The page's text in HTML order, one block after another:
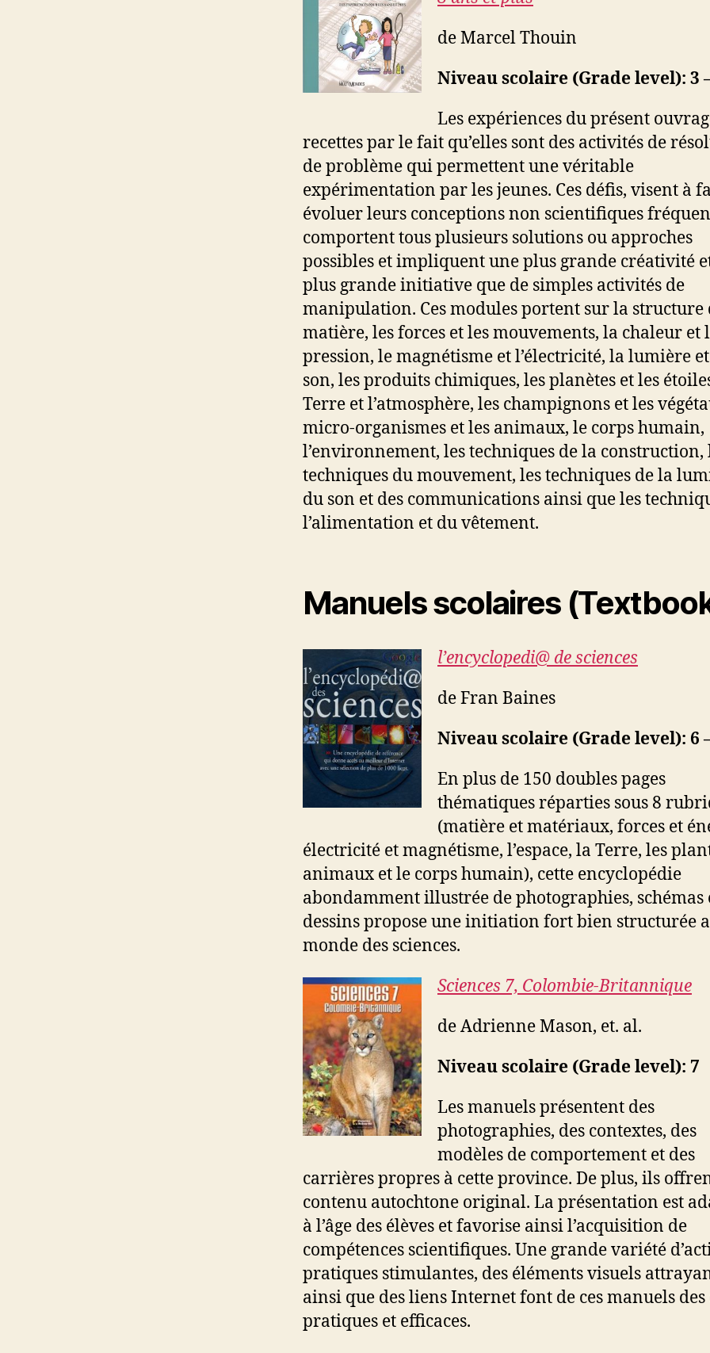
de Marcel Thouin
Niveau scolaire (Grade level): 3
Les expériences du présent
recettes par le fait qu’elles sont des activités de
de problème qui permettent une véritable
expérimentation par les jeunes. Ces défis, visent à
évoluer leurs conceptions non scientifiques
comportent tous plusieurs solutions ou approches
possibles et impliquent une plus grande créativité
plus grande initiative que de simples activités de
manipulation. Ces modules portent sur la structure
matière, les forces et les mouvements, la chaleur et
pression, le magnétisme et l’électricité, la lumière
son, les produits chimiques, les planètes et les
Terre et l’atmosphère, les champignons et les
micro-organismes et les animaux, le corps humain,
l’environnement, les techniques de la construction,
techniques du mouvement, les techniques de la
du son et des communications ainsi que les
l’alimentation et du vêtement.
Manuels scolaires
l’encyclopedi@ de sciences
de Fran Baines
Niveau scolaire (Grade level): 6
En plus de 150 doubles pages
thématiques réparties sous 8
(matière et matériaux, forces et
électricité et magnétisme, l’espace, la Terre, les
animaux et le corps humain), cette encyclopédie
abondamment illustrée de photographies, schémas
dessins propose une initiation fort bien structurée
monde des sciences.
Sciences 7, Colombie-Britannique
de Adrienne Mason, et. al.
Niveau scolaire (Grade level): 7
Les manuels présentent des
photographies, des contextes, des
modèles de comportement et des
carrières propres à cette province. De plus, ils
contenu autochtone original. La présentation est
à l’âge des élèves et favorise ainsi l’acquisition de
compétences scientifiques. Une grande variété
pratiques stimulantes, des éléments visuels
ainsi que des liens Internet font de ces manuels
pratiques et efficaces.